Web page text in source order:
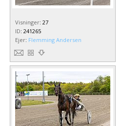
Visninger: 27
ID: 241265
Ejer: Flemming Andersen